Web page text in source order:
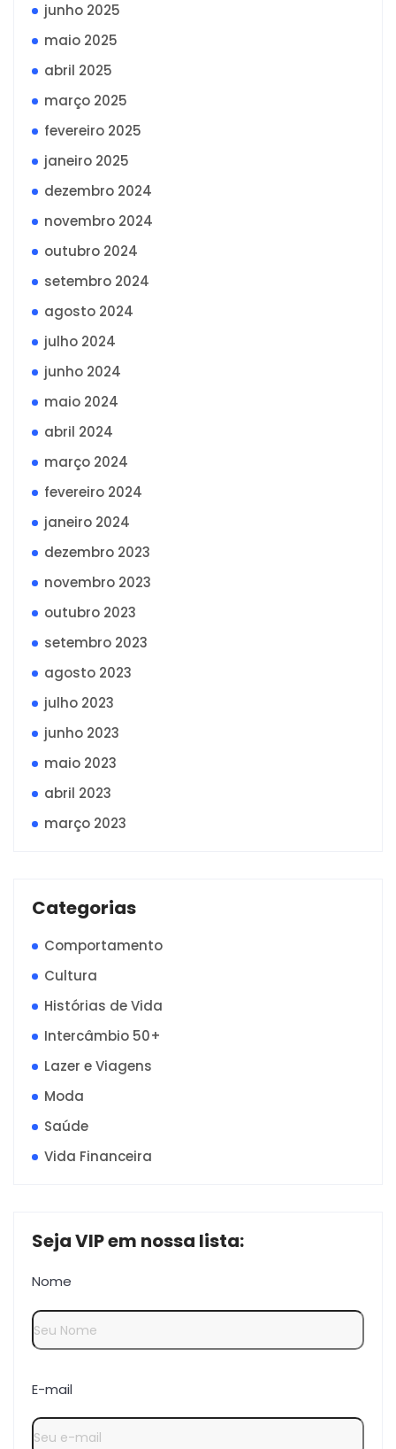
junho 2025
maio 2025
abril 2025
março 2025
fevereiro 2025
janeiro 2025
dezembro 2024
novembro 2024
outubro 2024
setembro 2024
agosto 2024
julho 2024
junho 2024
maio 2024
abril 2024
março 2024
fevereiro 2024
janeiro 2024
dezembro 2023
novembro 2023
outubro 2023
setembro 2023
agosto 2023
julho 2023
junho 2023
maio 2023
abril 2023
março 2023
Categorias
Comportamento
Cultura
Histórias de Vida
Intercâmbio 50+
Lazer e Viagens
Moda
Saúde
Vida Financeira
Seja VIP em nossa lista:
Nome
E-mail